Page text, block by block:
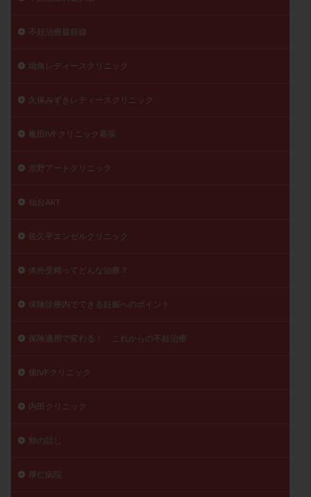
不妊治療最前線
両角レディースクリニック
久保みずきレディースクリニック
亀田IVFクリニック幕張
京野アートクリニック
仙台ART
佐久平エンゼルクリニック
体外受精ってどんな治療？
保険診療内でできる妊娠へのポイント
保険適用で変わる！ これからの不妊治療
俵IVFクリニック
内田クリニック
卵の話し
厚仁病院